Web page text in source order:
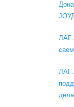
ЛАГ
саем
ЛАГ
дела